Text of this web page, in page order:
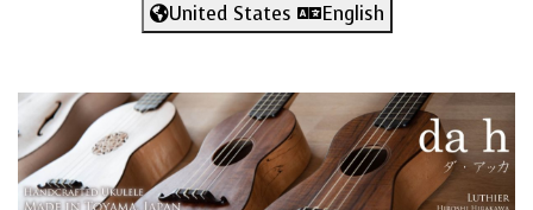
United States English